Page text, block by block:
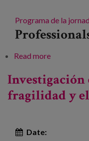
Programa de la
Read moreabout
personas
fragilidad
Investigación
fragilidad y
Date: